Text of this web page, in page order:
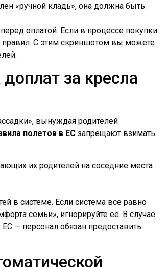
«ручной кладь», она должна быть
оплатой. Если в процессе покупки
правил. С этим скриншотом вы можете
за кресла
вынуждая родителей
полетов в ЕС запрещают взимать
их родителей на соседние места
в системе. Если система все равно
семьи», игнорируйте её. В случае
— персонал обязан предоставить